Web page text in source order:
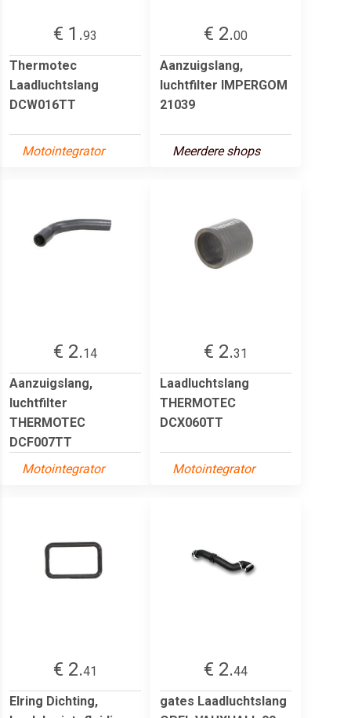
€ 1.93
Thermotec
Laadluchtslang
DCW016TT
Motointegrator
€ 2.00
Aanzuigslang,
luchtfilter IMPERGOM
21039
Meerdere shops
€ 2.14
Aanzuigslang,
luchtfilter
THERMOTEC
DCF007TT
Motointegrator
€ 2.31
Laadluchtslang
THERMOTEC
DCX060TT
Motointegrator
€ 2.41
Elring Dichting,
€ 2.44
gates Laadluchtslang